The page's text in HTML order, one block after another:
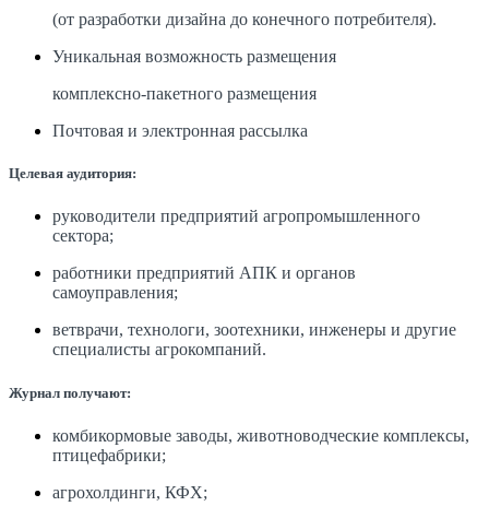
(от разработки дизайна до конечного потребителя).
Уникальная возможность размещения
комплексно-пакетного размещения
Почтовая и электронная рассылка
Целевая аудитория:
руководители предприятий агропромышленного
сектора;
работники предприятий АПК и органов
самоуправления;
ветврачи, технологи, зоотехники, инженеры и другие
специалисты агрокомпаний.
Журнал получают:
комбикормовые заводы, животноводческие комплексы,
птицефабрики;
агрохолдинги, КФХ;